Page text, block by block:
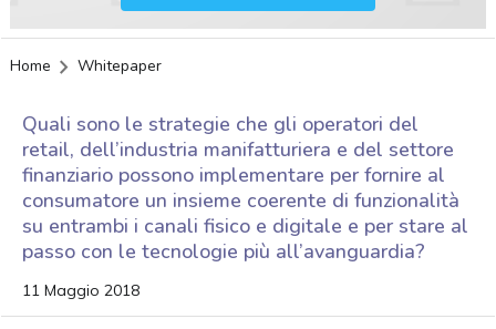
Home Whitepaper
Quali sono le strategie che gli operatori del
retail, dell’industria manifatturiera e del settore
finanziario possono implementare per fornire al
consumatore un insieme coerente di funzionalità
su entrambi i canali fisico e digitale e per stare al
passo con le tecnologie più all’avanguardia?
11 Maggio 2018